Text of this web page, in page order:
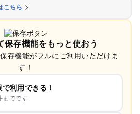
こちら
保存機能をもっと使おう
存機能がフルにご利用いただけま
す！
利用できる！
までです